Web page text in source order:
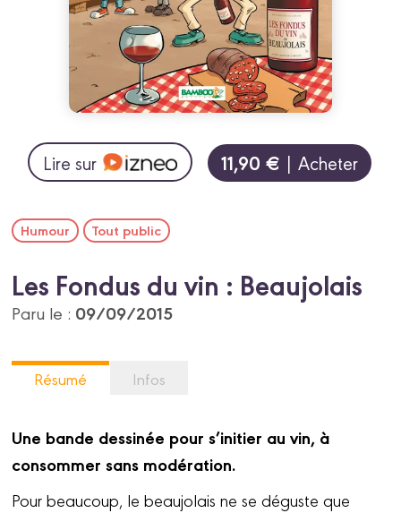
Lire sur 11,90 € | Acheter
Humour Tout public
Les Fondus du vin : Beaujolais
Paru le : 09/09/2015
Résumé Infos
Une bande dessinée pour s’initier au vin, à
consommer sans modération.
Pour beaucoup, le beaujolais ne se déguste que